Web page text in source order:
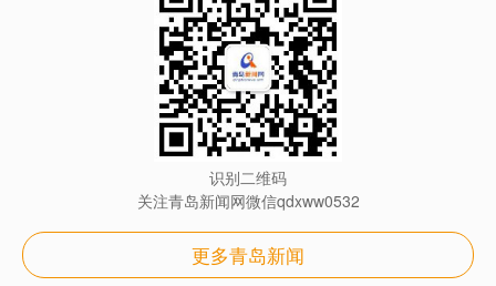
识别二维码
关注青岛新闻网微信qdxww0532
更多青岛新闻